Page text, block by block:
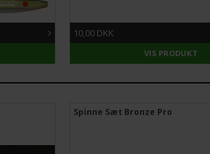
10,00 DKK
VIS PRODUKT
Spinne Sæt Bronze Pro